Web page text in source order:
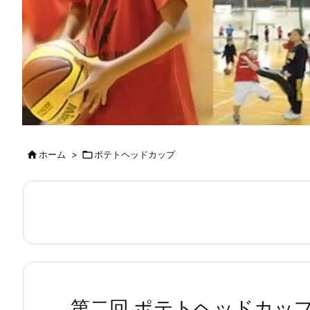
ホーム > ポテトヘッドカップ